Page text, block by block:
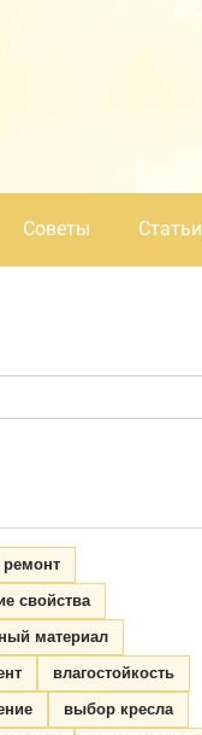
Советы Статьи
свойства
материал
влагостойкость
выбор кресла